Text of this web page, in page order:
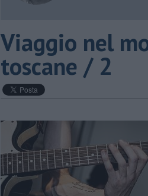
​Viaggio nel
toscane / 2